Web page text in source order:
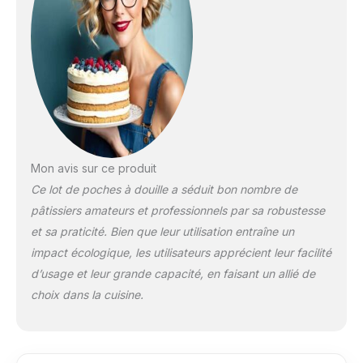
Fabriqué avec une
triple couche de
plastique de haute
qualité (PEBD) pour
offrir une plus grande
résistance aux
fissures ("anti
minimisant de 90% la
probabilité de rupture
et de déformation.
✅100% RECYCLABLE
et SANS BPA -
Fabriqué avec du
Mon avis sur ce produit
Ce lot de poches à douille a séduit bon nombre de
pâtissiers amateurs et professionnels par sa robustesse
et sa praticité. Bien que leur utilisation entraîne un
impact écologique, les utilisateurs apprécient leur facilité
d’usage et leur grande capacité, en faisant un allié de
choix dans la cuisine.